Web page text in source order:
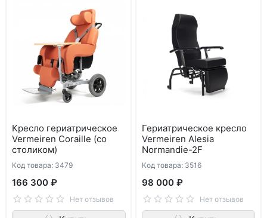
Кресло гериатрическое
Vermeiren Coraille (со
столиком)
Код товара: 3479
166 300 ₽
Нет отзывов
Гериатрическое кресло
Vermeiren Alesia
Normandie-2F
Код товара: 3516
98 000 ₽
Нет отзывов